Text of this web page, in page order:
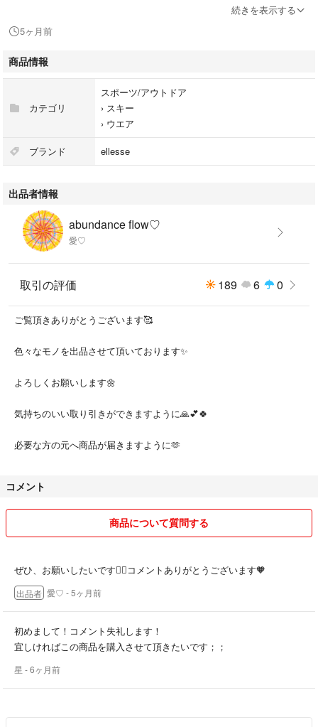
続きを表示する
5ヶ月前
商品情報
カテゴリ
スポーツ/アウトドア
› スキー
› ウエア
ブランド ellesse
出品者情報
abundance flow♡
愛♡
取引の評価 189 6 0
ご覧頂きありがとうございます🥰
色々なモノを出品させて頂いております✨️
よろしくお願いします🌼
気持ちのいい取り引きができますように🙏💕🍀
必要な方の元へ商品が届きますように🫶
コメント
商品について質問する
ぜひ、お願いしたいです🙇‍♀️コメントありがとうございます🧡
出品者 愛♡ - 5ヶ月前
初めまして！コメント失礼します！
宜しければこの商品を購入させて頂きたいです；；
星 - 6ヶ月前